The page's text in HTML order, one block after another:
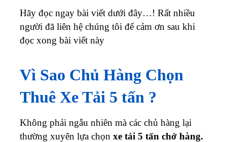
Hãy đọc ngay bài viết dưới đây…! Rất nhiều
người đã liên hệ chúng tôi để cảm ơn sau khi
đọc xong bài viết này
Vì Sao Chủ Hàng Chọn
Thuê Xe Tải 5 tấn ?
Không phải ngẫu nhiên mà các chủ hàng lại
thường xuyên lựa chọn xe tải 5 tấn chở hàng.